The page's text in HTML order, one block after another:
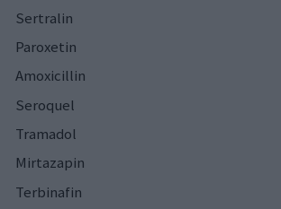
Sertralin
Paroxetin
Amoxicillin
Seroquel
Tramadol
Mirtazapin
Terbinafin